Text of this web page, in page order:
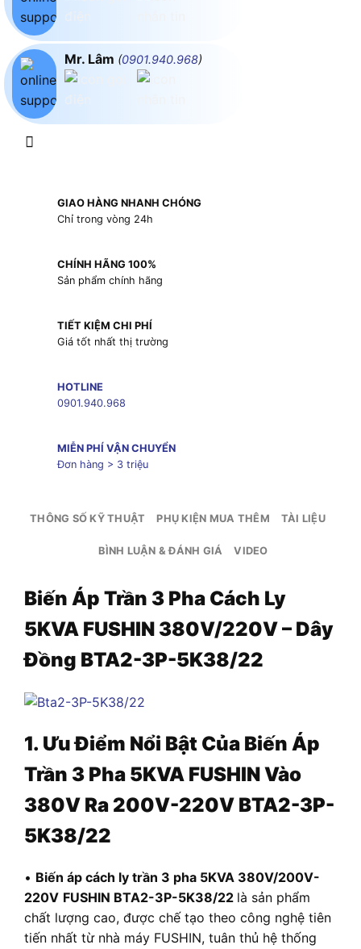
Mr. Lâm (0901.940.968)
GIAO HÀNG NHANH CHÓNG
Chỉ trong vòng 24h
CHÍNH HÃNG 100%
Sản phẩm chính hãng
TIẾT KIỆM CHI PHÍ
Giá tốt nhất thị trường
HOTLINE
0901.940.968
MIỄN PHÍ VẬN CHUYỂN
Đơn hàng > 3 triệu
THÔNG SỐ KỸ THUẬT PHỤ KIỆN MUA THÊM TÀI LIỆU
BÌNH LUẬN & ĐÁNH GIÁ VIDEO
Biến Áp Trần 3 Pha Cách Ly
5KVA FUSHIN 380V/220V – Dây
Đồng BTA2-3P-5K38/22
1. Ưu Điểm Nổi Bật Của Biến Áp
Trần 3 Pha 5KVA FUSHIN Vào
380V Ra 200V-220V BTA2-3P-
5K38/22
• Biến áp cách ly trần 3 pha 5KVA 380V/200V-
220V FUSHIN BTA2-3P-5K38/22 là sản phẩm
chất lượng cao, được chế tạo theo công nghệ tiên
tiến nhất từ nhà máy FUSHIN, tuân thủ hệ thống